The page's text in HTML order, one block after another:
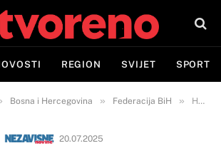
REGION SVIJET SPORT
Bosna i Hercegovina » Federacija BiH » Hapšenja zbog incidenta kod spomenika pripadnicima HVO
20.07.2025